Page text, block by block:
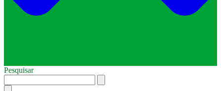
Pesquisar